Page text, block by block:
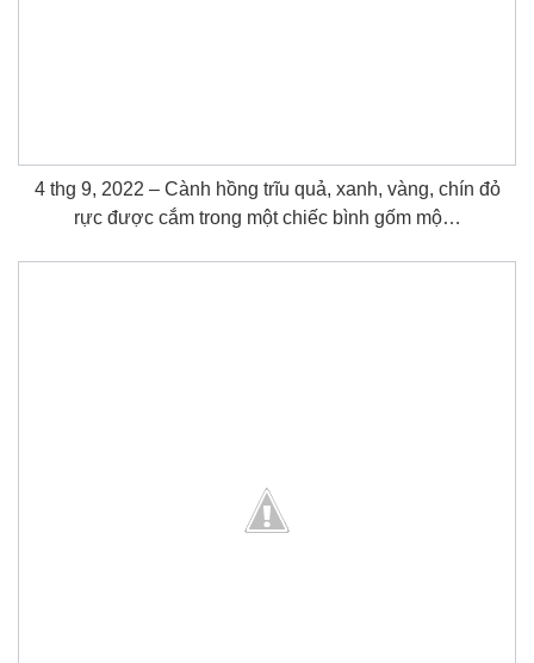
4 thg 9, 2022 – Cành hồng trĩu quả, xanh, vàng, chín đỏ
rực được cắm trong một chiếc bình gốm mộ…